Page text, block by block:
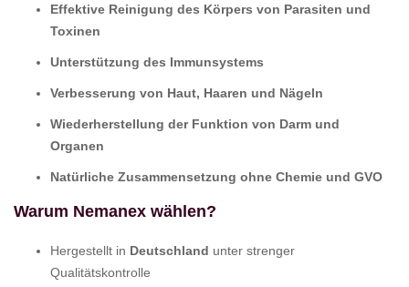
Effektive Reinigung des Körpers von Parasiten und
Toxinen
Unterstützung des Immunsystems
Verbesserung von Haut, Haaren und Nägeln
Wiederherstellung der Funktion von Darm und
Organen
Natürliche Zusammensetzung ohne Chemie und GVO
Warum Nemanex wählen?
Hergestellt in Deutschland unter strenger
Qualitätskontrolle